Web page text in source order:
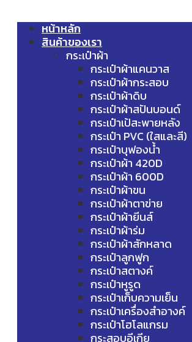
หน้าหลัก
สินค้าของเรา
กระเป๋าผ้า
กระเป๋าผ้าแคนวาส
กระเป๋าผ้ากระสอบ
กระเป๋าผ้าดิบ
กระเป๋าผ้าสปันบอนด์
กระเป๋าเป้สะพายหลัง
กระเป๋า PVC (ใสและสี)
กระเป๋าบุฟองน้ำ
กระเป๋าผ้า 420D
กระเป๋าผ้า 600D
กระเป๋าผ้าขน
กระเป๋าผ้าตาข่าย
กระเป๋าผ้ายีนส์
กระเป๋าผ้าร่ม
กระเป๋าผ้าสักหลาด
กระเป๋าลูกฟูก
กระเป๋าสตางค์
กระเป๋าหูรูด
กระเป๋าเก็บความเย็น
กระเป๋าเครื่องสำอางค์
กระเป๋าโฮโลแกรม
กระสอบอีเกีย